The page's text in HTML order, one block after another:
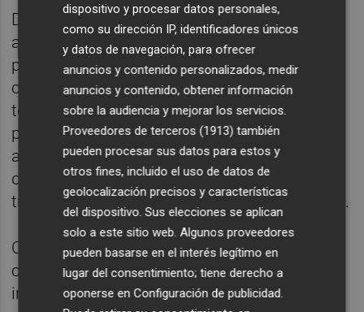
Desde Ininfa, su gerente,Yesid Delgado
asegurado: "Estamos muy entusiasmados
por formar parte de la familia de Nunsys y
contribuir a la expansión de sus soluciones
tecnológicas en Latinoamérica. Juntos,
podemos ofrecer a nuestros clientes una
amplia gama de servicios y soluciones
digitales y contribuir a impulsar su
transformación digital en el mercado global".
Con esta operación, el Grupo Nunsys
continúa su proceso de crecimiento e
internacionalización tras la compra hace un
dispositivo y procesar datos personales,
como su dirección IP, identificadores únicos
y datos de navegación, para ofrecer
anuncios y contenido personalizados, medir
anuncios y contenido, obtener información
sobre la audiencia y mejorar los servicios.
Proveedores de terceros (1913) también
pueden procesar sus datos para estos y
otros fines, incluido el uso de datos de
geolocalización precisos y características
del dispositivo. Sus elecciones se aplican
solo a este sitio web. Algunos proveedores
pueden basarse en el interés legítimo en
lugar del consentimiento; tiene derecho a
oponerse enConfiguración de publicidad